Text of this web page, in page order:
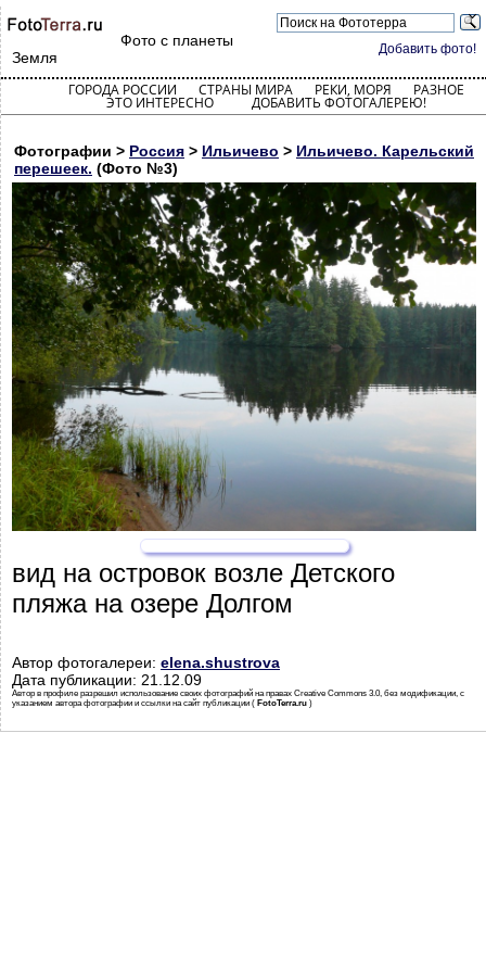
Добавить фото!
Фото с планеты
Земля
ГОРОДА РОССИИ СТРАНЫ МИРА РЕКИ, МОРЯ РАЗНОЕ
ЭТО ИНТЕРЕСНО ДОБАВИТЬ ФОТОГАЛЕРЕЮ!
Фотографии > Россия > Ильичево > Ильичево. Карельский
перешеек. (Фото №3)
вид на островок возле Детского
пляжа на озере Долгом
Автор фотогалереи: elena.shustrova
Дата публикации: 21.12.09
Автор в профиле разрешил использование своих фотографий на правах Creative Commons 3.0, без модификации, с
указанием автора фотографии и ссылки на сайт публикации ( FotoTerra.ru )